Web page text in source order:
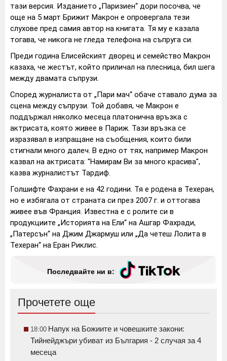
тази версия. Изданието „Паризиен“ дори посочва, че
още на 5 март Брижит Макрон е опровергала тези
слухове пред самия автор на книгата. Тя му е казала
тогава, че никога не гледа телефона на съпруга си.
Преди година Елисейският дворец и семейство Макрон
казаха, че жестът, който приличал на плесница, бил шега
между двамата съпрузи.
Според журналиста от „Пари мач“ обаче ставало дума за
сцена между съпрузи. Той добавя, че Макрон е
поддържал няколко месеца платонична връзка с
актрисата, която живее в Париж. Тази връзка се
изразявал в изпращане на съобщения, които били
стигнали много далеч. В едно от тях, например Макрон
казвал на актрисата: "Намирам Ви за много красива",
казва журналистът Тардиф.
Голшифте Фахрани е на 42 години. Тя е родена в Техеран,
но е избягала от страната си през 2007 г. и оттогава
живее във Франция. Известна е с ролите си в
продукциите „Историята на Ели“ на Ашгар Фахради,
„Патерсън“ на Джим Джармуш или „Да четеш Лолита в
Техеран“ на Еран Риклис.
Последвайте ни в:
Прочетете още
18:00 Напук на Божиите и човешките закони:
Тийнейджъри убиват из България - 2 случая за 4
месеца